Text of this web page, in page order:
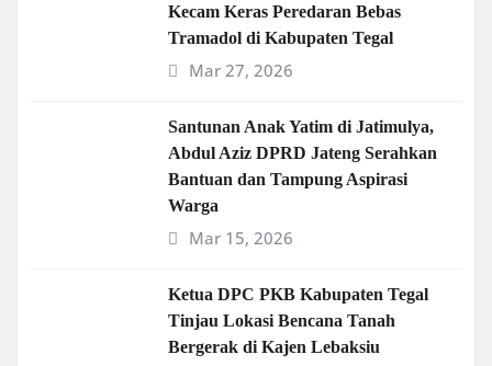
Kecam Keras Peredaran Bebas
Tramadol di Kabupaten Tegal
Mar 27, 2026
Santunan Anak Yatim di Jatimulya,
Abdul Aziz DPRD Jateng Serahkan
Bantuan dan Tampung Aspirasi
Warga
Mar 15, 2026
Ketua DPC PKB Kabupaten Tegal
Tinjau Lokasi Bencana Tanah
Bergerak di Kajen Lebaksiu